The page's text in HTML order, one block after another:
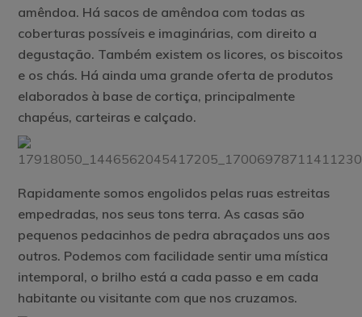
amêndoa. Há sacos de amêndoa com todas as
coberturas possíveis e imaginárias, com direito a
degustação. Também existem os licores, os biscoitos
e os chás. Há ainda uma grande oferta de produtos
elaborados à base de cortiça, principalmente
chapéus, carteiras e calçado.
Rapidamente somos engolidos pelas ruas estreitas
empedradas, nos seus tons terra. As casas são
pequenos pedacinhos de pedra abraçados uns aos
outros. Podemos com facilidade sentir uma mística
intemporal, o brilho está a cada passo e em cada
habitante ou visitante com que nos cruzamos.